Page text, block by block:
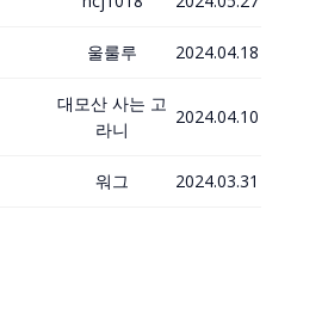
울룰루 2024.04.18
대모산 사는 고
라니
2024.04.10
워그 2024.03.31